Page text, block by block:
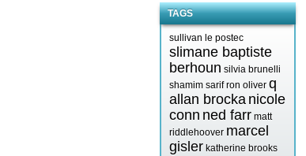
TAGS
sullivan le postec
slimane baptiste
berhoun silvia brunelli
shamim sarif ron oliver q
allan brocka nicole
conn ned farr matt
riddlehoover marcel
gisler katherine brooks